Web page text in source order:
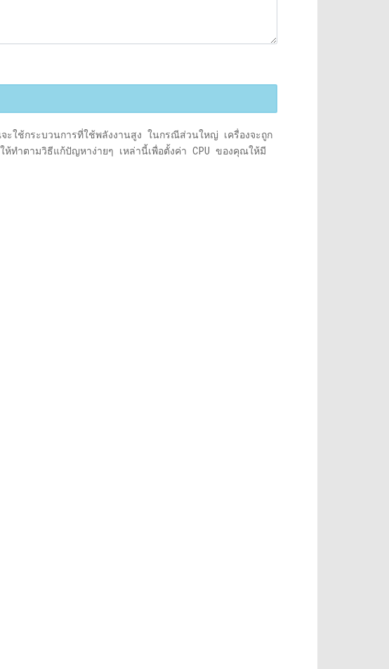
ใช้กระบวนการที่ใช้พลังงานสูง ในกรณีส่วนใหญ่ เครื่องจะถูก
ำตามวิธีแก้ปัญหาง่ายๆ เหล่านี้เพื่อตั้งค่า CPU ของคุณให้มี